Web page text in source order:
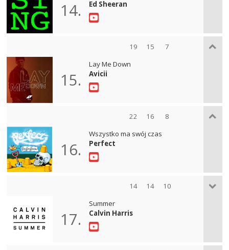
14. Ed Sheeran
19 15 7
15.
Lay Me Down
Avicii
22 16 8
16.
Wszystko ma swój czas
Perfect
14 14 10
17.
Summer
Calvin Harris